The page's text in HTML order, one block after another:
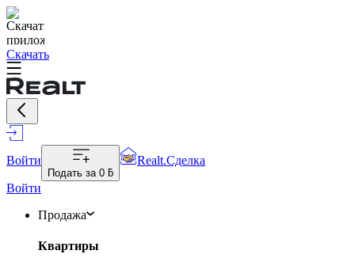
Скачать
Войти
Подать за 0 ƃ
Realt.Сделка
Войти
Продажа
Квартиры